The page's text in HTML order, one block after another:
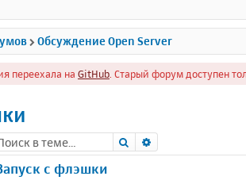
Обсуждение Open Server
переехала на GitHub . Старый форум доступен
Поиск
с флэшки